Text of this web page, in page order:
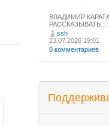
ВЛАДИМИР
РАССКАЗЫВАТЬ…
ssh
23.07.2026 19:01
0 комментариев